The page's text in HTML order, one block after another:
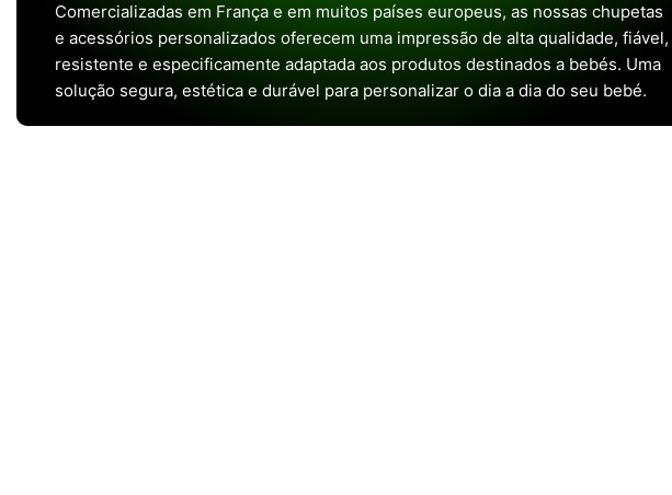
Comercializadas em França e em muitos países europeus, as nossas chupetas
e acessórios personalizados oferecem uma impressão de alta qualidade, fiável,
resistente e especificamente adaptada aos produtos destinados a bebés. Uma
solução segura, estética e durável para personalizar o dia a dia do seu bebé.